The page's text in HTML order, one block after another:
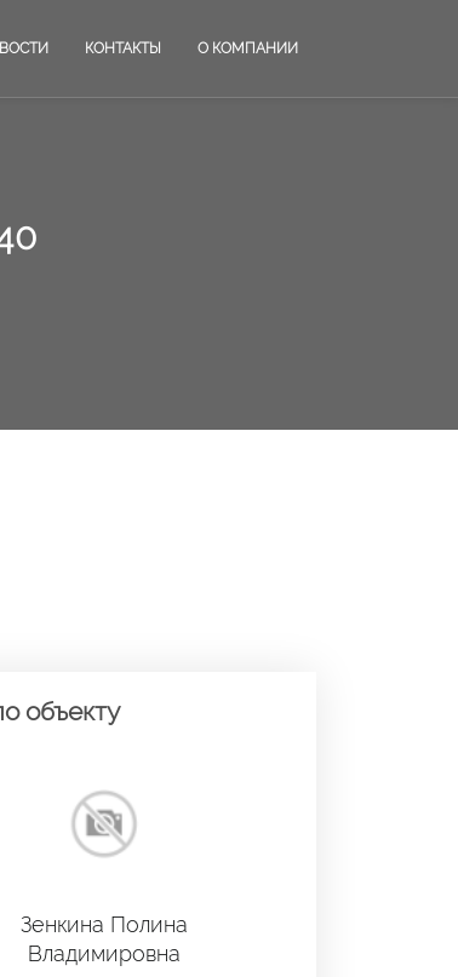
КОНТАКТЫ О КОМПАНИИ
объекту
Зенкина Полина
Владимировна